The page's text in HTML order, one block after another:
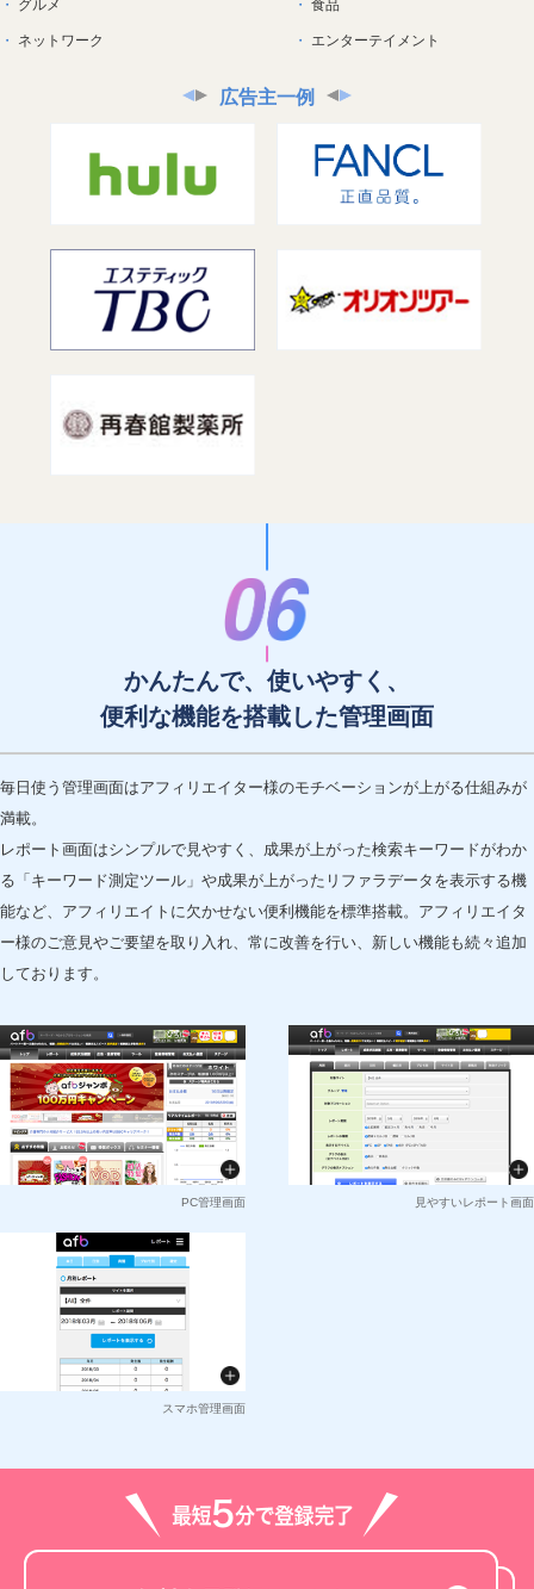
グルメ
ネットワーク
食品
エンターテイメント
広告主一例
かんたんで、使いやすく、
便利な機能を搭載した管理画面
毎日使う管理画面はアフィリエイター様のモチベーションが上がる仕組みが
満載。
レポート画面はシンプルで見やすく、成果が上がった検索キーワードがわか
る「キーワード測定ツール」や成果が上がったリファラデータを表示する機
能など、アフィリエイトに欠かせない便利機能を標準搭載。アフィリエイタ
ー様のご意見やご要望を取り入れ、常に改善を行い、新しい機能も続々追加
しております。
PC管理画面 見やすいレポート画面
スマホ管理画面